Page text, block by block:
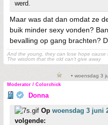
werd.
Maar was dat dan omdat ze
buik minder sexy vonden?
bevalling op gang brachten?
And the young, they can lose hope cause
The wisdom that the old can't give away
• woensdag 3
Moderator / Colorchick
Donna
Op woensdag 3 juni
volgende: